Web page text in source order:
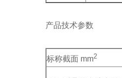
产品技术参数
标称截面 mm2